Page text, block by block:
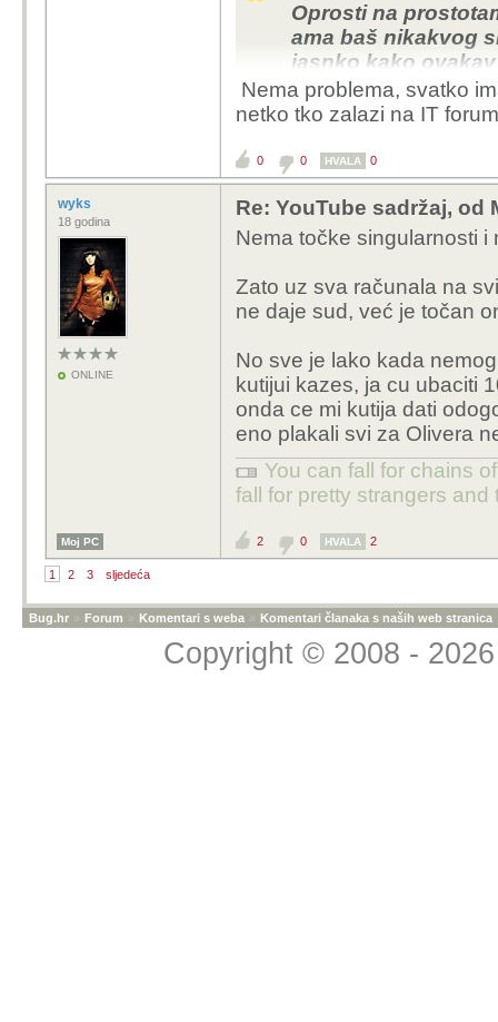
Oprosti na
ama baš nikakvog
jasnko kako
časopisa.
Što je mp3 i što je
Nema problema, svatko
netko tko zalazi na IT
0 0 HVALA 0
wyks
18 godina
ONLINE
Re: YouTube sadržaj, od
Nema točke singularnosti i
Zato uz sva računala na
ne daje sud, već je točan
No sve je lako kada
kutijui kazes, ja cu ubaciti
onda ce mi kutija dati
eno plakali svi za Olivera
You can fall for chains
fall for pretty strangers
Moj PC 2 0 HVALA 2
1 2 3 sljedeća
Bug.hr » Forum » Komentari s weba » Komentari članaka s naših web stranica
Copyright © 2008 -